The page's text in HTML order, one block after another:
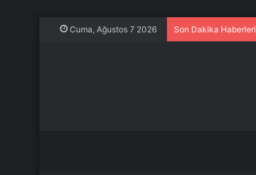
Cuma, Ağustos 7 2026 Son Dakika Haberleri